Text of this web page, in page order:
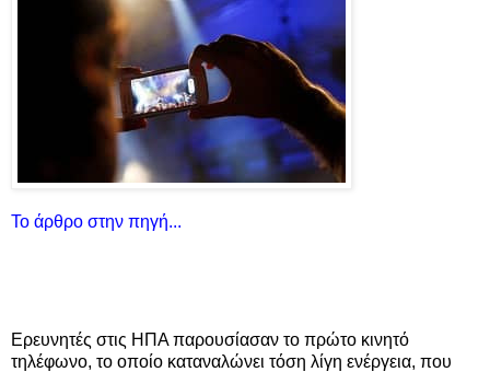
Το άρθρο στην πηγή...
Ερευνητές στις ΗΠΑ παρουσίασαν το πρώτο κινητό
τηλέφωνο, το οποίο καταναλώνει τόση λίγη ενέργεια, που